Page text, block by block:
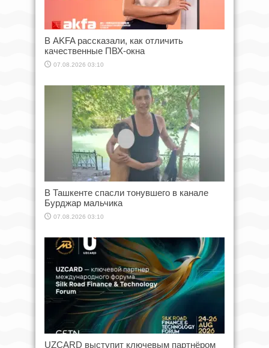
В AKFA рассказали, как отличить
качественные ПВХ-окна
07.08.2026 03:10
В Ташкенте спасли тонувшего в канале
Бурджар мальчика
07.08.2026 03:10
UZCARD выступит ключевым партнёром